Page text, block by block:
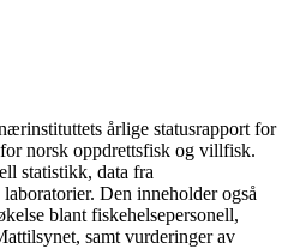
årlige statusrapport for
norsk oppdrettsfisk og villfisk.
statistikk, data fra
Den inneholder også
blant fiskehelsepersonell,
samt vurderinger av